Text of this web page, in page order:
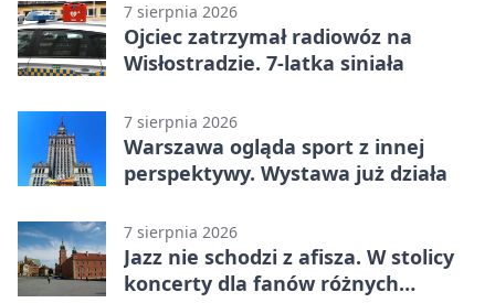
7 sierpnia 2026
Ojciec zatrzymał radiowóz na
Wisłostradzie. 7-latka siniała
7 sierpnia 2026
Warszawa ogląda sport z innej
perspektywy. Wystawa już działa
7 sierpnia 2026
Jazz nie schodzi z afisza. W stolicy
koncerty dla fanów różnych